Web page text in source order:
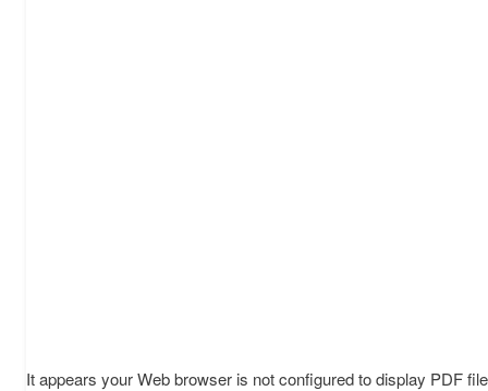
It appears your Web browser is not configured to display PDF